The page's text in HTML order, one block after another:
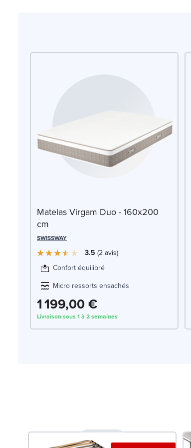
Matelas Virgam Duo - 160x200
cm
SWISSWAY
3.5 2avis
Confort équilibré
Micro ressorts ensachés
1 199,00 €
Livraison sous 1 à 2 semaines